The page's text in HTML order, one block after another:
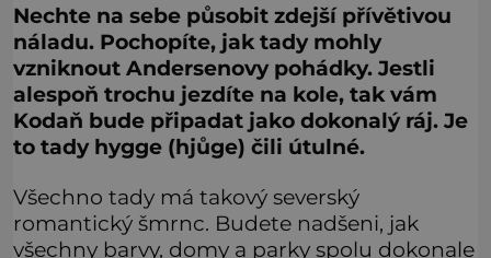
Nechte na sebe působit zdejší přívětivou
náladu. Pochopíte, jak tady mohly
vzniknout Andersenovy pohádky. Jestli
alespoň trochu jezdíte na kole, tak vám
Kodaň bude připadat jako dokonalý ráj. Je
to tady hygge (hjůge) čili útulné.
Všechno tady má takový severský
romantický šmrnc. Budete nadšeni, jak
všechny barvy, domy a parky spolu dokonale